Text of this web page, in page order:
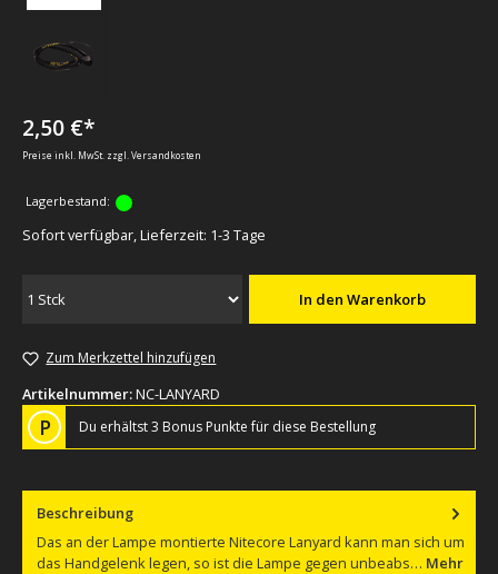
2,50 €*
Preise inkl. MwSt. zzgl. Versandkosten
Lagerbestand:
Sofort verfügbar, Lieferzeit: 1-3 Tage
In den Warenkorb
Zum Merkzettel hinzufügen
Artikelnummer:NC-LANYARD
P Du erhältst 3 Bonus Punkte für diese Bestellung
Beschreibung
Das an der Lampe montierte Nitecore Lanyard kann man sich um
das Handgelenk legen, so ist die Lampe gegen unbeabs… Mehr